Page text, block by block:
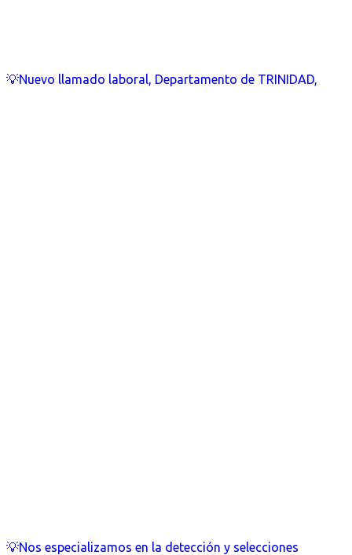
💡Nuevo llamado laboral, Departamento de TRINIDAD,
💡Nos especializamos en la detección y selecciones